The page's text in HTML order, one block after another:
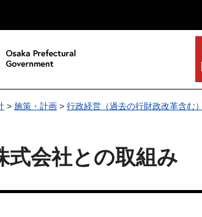
> 施策・計画 > 行政経営（過去の行財政改革含む）
式会社との取組み